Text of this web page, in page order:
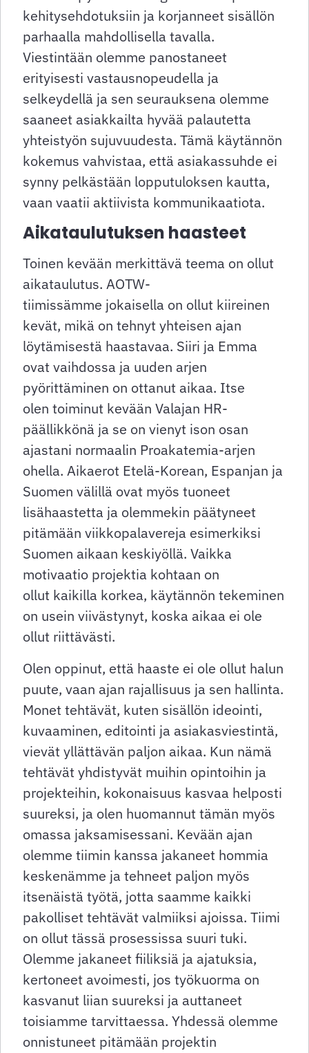
kehitysehdotuksiin ja korjanneet sisällön
parhaalla mahdollisella tavalla.
Viestintään olemme panostaneet
erityisesti vastausnopeudella ja
selkeydellä ja sen seurauksena olemme
saaneet asiakkailta hyvää palautetta
yhteistyön sujuvuudesta. Tämä käytännön
kokemus vahvistaa, että asiakassuhde ei
synny pelkästään lopputuloksen kautta,
vaan vaatii aktiivista kommunikaatiota.
Aikataulutuksen haasteet
Toinen kevään merkittävä teema on ollut
aikataulutus. AOTW-
tiimissämme jokaisella on ollut kiireinen
kevät, mikä on tehnyt yhteisen ajan
löytämisestä haastavaa. Siiri ja Emma
ovat vaihdossa ja uuden arjen
pyörittäminen on ottanut aikaa. Itse
olen toiminut kevään Valajan HR-
päällikkönä ja se on vienyt ison osan
ajastani normaalin Proakatemia-arjen
ohella. Aikaerot Etelä-Korean, Espanjan ja
Suomen välillä ovat myös tuoneet
lisähaastetta ja olemmekin päätyneet
pitämään viikkopalavereja esimerkiksi
Suomen aikaan keskiyöllä. Vaikka
motivaatio projektia kohtaan on
ollut kaikilla korkea, käytännön tekeminen
on usein viivästynyt, koska aikaa ei ole
ollut riittävästi.
Olen oppinut, että haaste ei ole ollut halun
puute, vaan ajan rajallisuus ja sen hallinta.
Monet tehtävät, kuten sisällön ideointi,
kuvaaminen, editointi ja asiakasviestintä,
vievät yllättävän paljon aikaa. Kun nämä
tehtävät yhdistyvät muihin opintoihin ja
projekteihin, kokonaisuus kasvaa helposti
suureksi, ja olen huomannut tämän myös
omassa jaksamisessani. Kevään ajan
olemme tiimin kanssa jakaneet hommia
keskenämme ja tehneet paljon myös
itsenäistä työtä, jotta saamme kaikki
pakolliset tehtävät valmiiksi ajoissa. Tiimi
on ollut tässä prosessissa suuri tuki.
Olemme jakaneet fiiliksiä ja ajatuksia,
kertoneet avoimesti, jos työkuorma on
kasvanut liian suureksi ja auttaneet
toisiamme tarvittaessa. Yhdessä olemme
onnistuneet pitämään projektin